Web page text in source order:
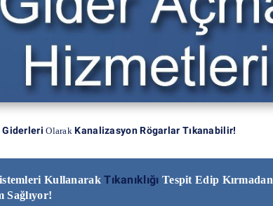
Giderleri OlarakKanalizasyon Rögarlar Tıkanabilir!
KullanarakTıkanıklığı Tespit Edip Kırmadan
Sağlıyor!